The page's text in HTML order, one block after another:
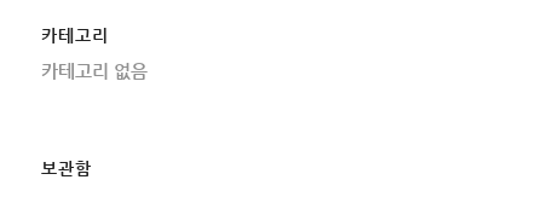
카테고리
카테고리 없음
보관함